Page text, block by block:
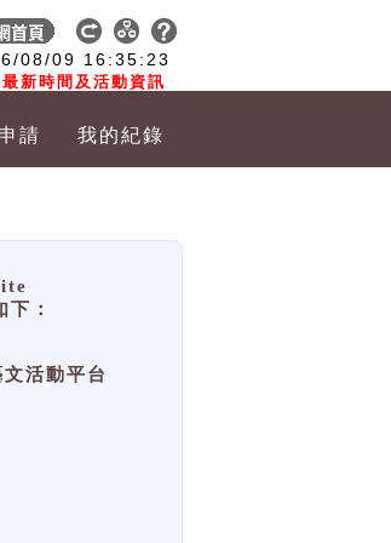
08/09 16:35:24
新時間及活動資訊
請 我的紀錄
：
活動平台